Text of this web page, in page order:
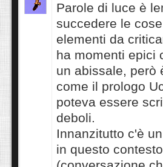
Parole di luce è
succedere le
elementi da
ha momenti epici
un abissale, però
come il prologo
poteva essere
deboli.
Innanzitutto c'è
in questo